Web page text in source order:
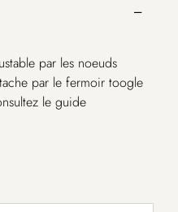
par les noeuds
par le fermoir toogle
le guide